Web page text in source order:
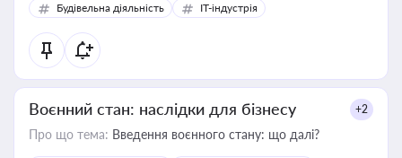
Будівельна діяльність IT-індустрія
Воєнний стан: наслідки для бізнесу +2
Про що тема: Введення воєнного стану: що далі?